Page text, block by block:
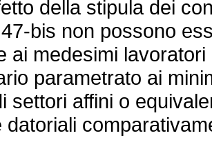
della stipula dei
bis non possono
ai medesimi
parametrato ai
settori affini o
datoriali